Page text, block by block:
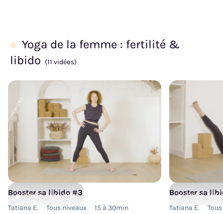
Yoga de la femme : fertilité &
libido (11 vidéos)
YOGA FÉMININ
Booster sa libido #3
Tatiana E. Tous niveaux 15 à 30min
YOGA
Booster sa
Tatiana E.